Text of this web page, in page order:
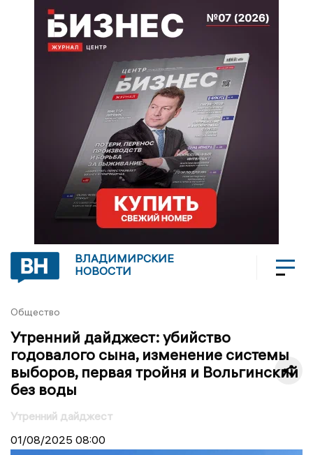
ВЛАДИМИРСКИЕ
НОВОСТИ
Общество
Утренний дайджест: убийство
годовалого сына, изменение системы
выборов, первая тройня и Вольгинский
без воды
Утренний дайджест
01/08/2025 08:00